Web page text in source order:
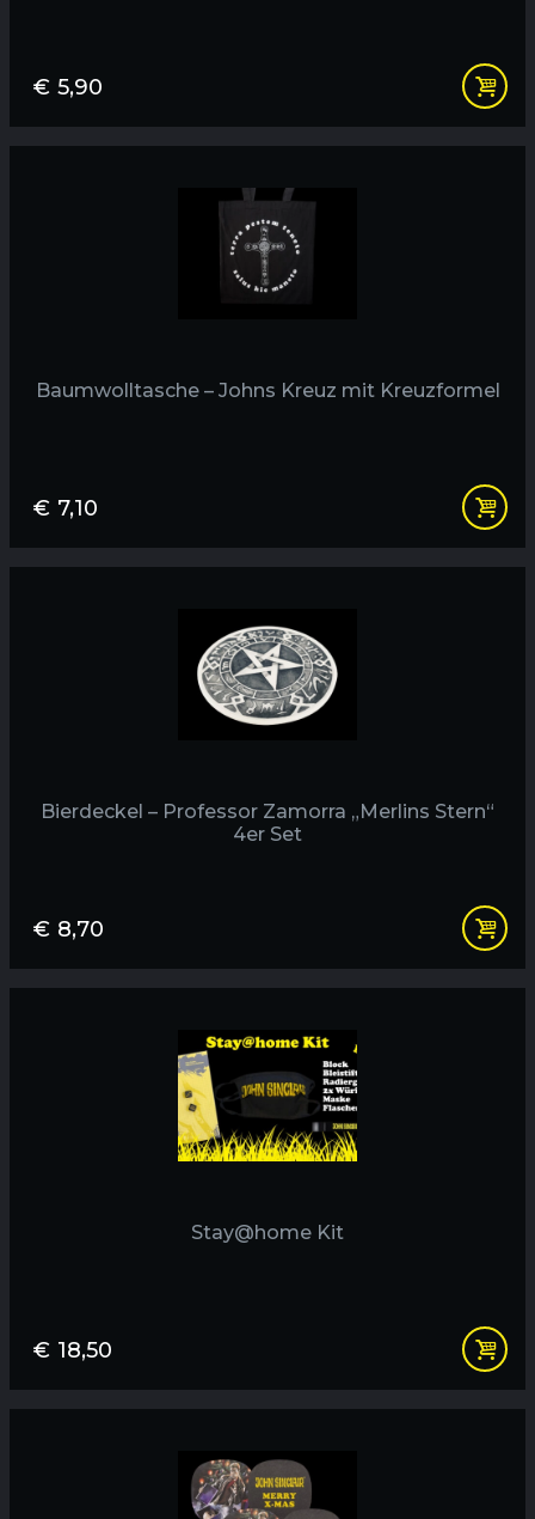
€ 5,90
Baumwolltasche – Johns Kreuz mit Kreuzformel
€ 7,10
Bierdeckel – Professor Zamorra „Merlins Stern“
4er Set
€ 8,70
Stay@home Kit
€ 18,50